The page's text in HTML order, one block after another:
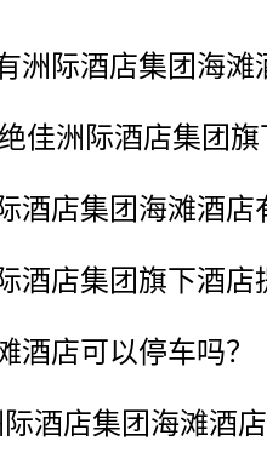
洲际酒店集团海滩
佳洲际酒店集团旗
酒店集团海滩酒店
酒店集团旗下酒店
酒店可以停车吗？
酒店集团海滩酒